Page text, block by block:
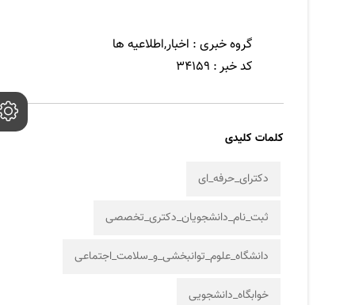
گروه خبری :اخبار,اطلاعیه ها
کد خبر :34159
کلمات کلیدی
دکترای_حرفه_ای
ثبت_نام_دانشجویان_دکتری_تخصصی
دانشگاه_علوم_توانبخشی_و_سلامت_اجتماعی
خوابگاه_دانشجویی